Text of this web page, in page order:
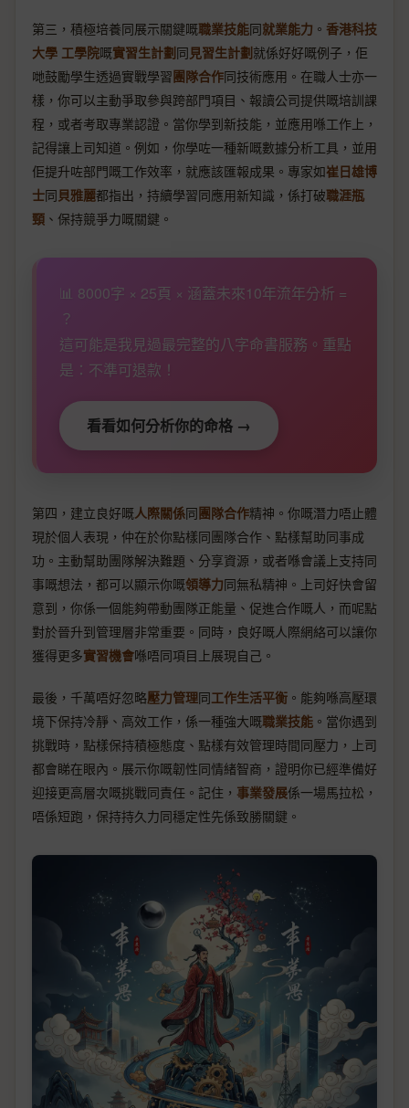
第三，積極培養同展示關鍵嘅職業技能同就業能力 。 香港科技
大學 工學院嘅實習生計劃同見習生計劃就係好好嘅例子，佢
哋鼓勵學生透過實戰學習團隊合作同技術應用。在職人士亦一
樣，你可以主動爭取參與跨部門項目、報讀公司提供嘅培訓課
程，或者考取專業認證。當你學到新技能，並應用喺工作上，
記得讓上司知道。例如，你學咗一種新嘅數據分析工具，並用
佢提升咗部門嘅工作效率，就應該匯報成果。專家如崔日雄博
士同貝雅麗都指出，持續學習同應用新知識，係打破職涯瓶
頸 、保持競爭力嘅關鍵。
📊 8000字 × 25頁 × 涵蓋未來10年流年分析 =
？
這可能是我見過最完整的八字命書服務。重點
是：不準可退款！
看看如何分析你的命格 →
第四，建立良好嘅人際關係同團隊合作精神。你嘅潛力唔止體
現於個人表現，仲在於你點樣同團隊合作、點樣幫助同事成
功。主動幫助團隊解決難題、分享資源，或者喺會議上支持同
事嘅想法，都可以顯示你嘅領導力同無私精神。上司好快會留
意到，你係一個能夠帶動團隊正能量、促進合作嘅人，而呢點
對於晉升到管理層非常重要。同時，良好嘅人際網絡可以讓你
獲得更多實習機會喺唔同項目上展現自己。
最後，千萬唔好忽略壓力管理同工作生活平衡 。能夠喺高壓環
境下保持冷靜、高效工作，係一種強大嘅職業技能 。當你遇到
挑戰時，點樣保持積極態度、點樣有效管理時間同壓力，上司
都會睇在眼內。展示你嘅韌性同情緒智商，證明你已經準備好
迎接更高層次嘅挑戰同責任。記住， 事業發展係一場馬拉松，
唔係短跑，保持持久力同穩定性先係致勝關鍵。